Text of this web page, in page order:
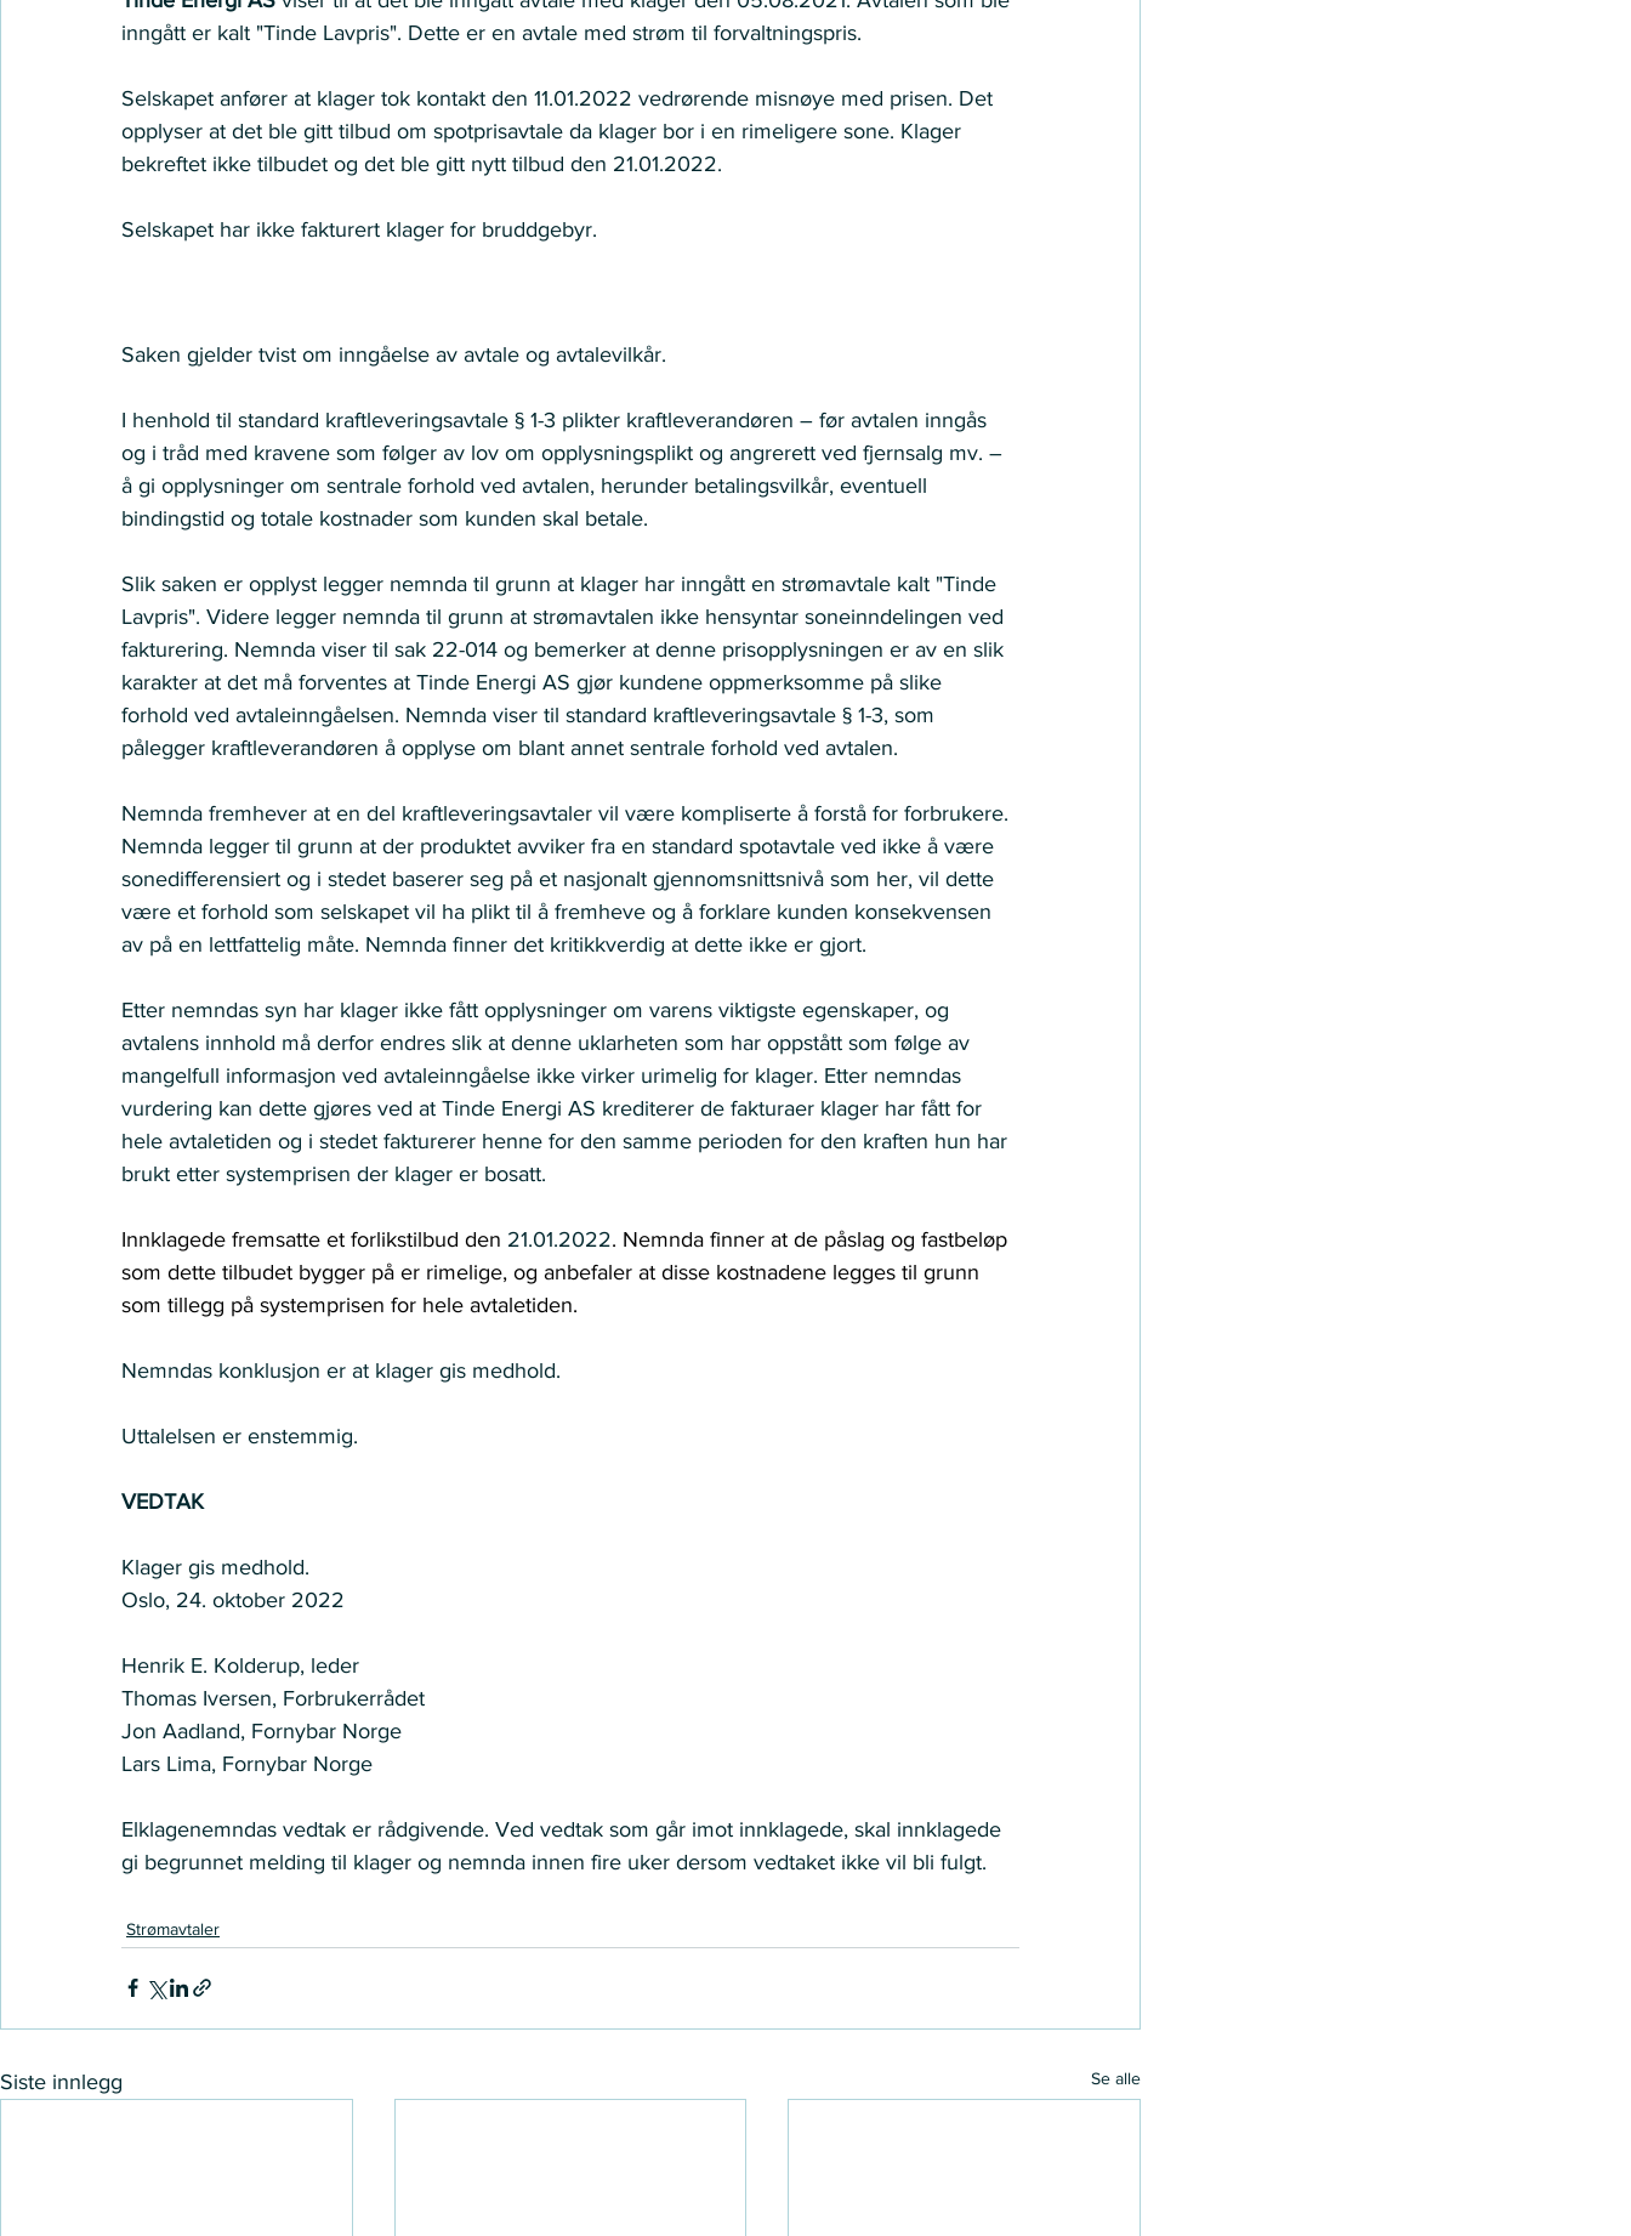
inngått er kalt "Tinde Lavpris". Dette er en avtale med strøm til forvaltningspris.
Selskapet anfører at klager tok kontakt den 11.01.2022 vedrørende misnøye med prisen. Det
opplyser at det ble gitt tilbud om spotprisavtale da klager bor i en rimeligere sone. Klager
bekreftet ikke tilbudet og det ble gitt nytt tilbud den 21.01.2022.
Selskapet har ikke fakturert klager for bruddgebyr.
Saken gjelder tvist om inngåelse av avtale og avtalevilkår.
I henhold til standard kraftleveringsavtale § 1-3 plikter kraftleverandøren – før avtalen inngås
og i tråd med kravene som følger av lov om opplysningsplikt og angrerett ved fjernsalg mv. –
å gi opplysninger om sentrale forhold ved avtalen, herunder betalingsvilkår, eventuell
bindingstid og totale kostnader som kunden skal betale.
Slik saken er opplyst legger nemnda til grunn at klager har inngått en strømavtale kalt "Tinde
Lavpris". Videre legger nemnda til grunn at strømavtalen ikke hensyntar soneinndelingen ved
fakturering. Nemnda viser til sak 22-014 og bemerker at denne prisopplysningen er av en slik
karakter at det må forventes at Tinde Energi AS gjør kundene oppmerksomme på slike
forhold ved avtaleinngåelsen. Nemnda viser til standard kraftleveringsavtale § 1-3, som
pålegger kraftleverandøren å opplyse om blant annet sentrale forhold ved avtalen.
Nemnda fremhever at en del kraftleveringsavtaler vil være kompliserte å forstå for forbrukere.
Nemnda legger til grunn at der produktet avviker fra en standard spotavtale ved ikke å være
sonedifferensiert og i stedet baserer seg på et nasjonalt gjennomsnittsnivå som her, vil dette
være et forhold som selskapet vil ha plikt til å fremheve og å forklare kunden konsekvensen
av på en lettfattelig måte. Nemnda finner det kritikkverdig at dette ikke er gjort.
Etter nemndas syn har klager ikke fått opplysninger om varens viktigste egenskaper, og
avtalens innhold må derfor endres slik at denne uklarheten som har oppstått som følge av
mangelfull informasjon ved avtaleinngåelse ikke virker urimelig for klager. Etter nemndas
vurdering kan dette gjøres ved at Tinde Energi AS krediterer de fakturaer klager har fått for
hele avtaletiden og i stedet fakturerer henne for den samme perioden for den kraften hun har
brukt etter systemprisen der klager er bosatt.
Innklagede fremsatte et forlikstilbud den 21.01.2022. Nemnda finner at de påslag og fastbeløp
som dette tilbudet bygger på er rimelige, og anbefaler at disse kostnadene legges til grunn
som tillegg på systemprisen for hele avtaletiden.
Nemndas konklusjon er at klager gis medhold.
Uttalelsen er enstemmig.
VEDTAK
Klager gis medhold.
Oslo, 24. oktober 2022
Henrik E. Kolderup, leder
Thomas Iversen, Forbrukerrådet
Jon Aadland, Fornybar Norge
Lars Lima, Fornybar Norge
Elklagenemndas vedtak er rådgivende. Ved vedtak som går imot innklagede, skal innklagede
gi begrunnet melding til klager og nemnda innen fire uker dersom vedtaket ikke vil bli fulgt.
Strømavtaler
Siste innlegg Se alle